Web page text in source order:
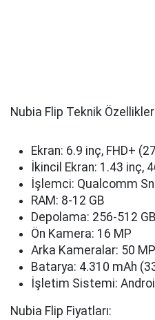
Nubia Flip Teknik
Ekran: 6.9 inç, FHD+
İkincil Ekran: 1.43 inç,
İşlemci: Qualcomm
RAM: 8-12 GB
Depolama: 256-512 GB
Ön Kamera: 16 MP
Arka Kameralar: 50
Batarya: 4.310 mAh
İşletim Sistemi:
Nubia Flip Fiyatları: